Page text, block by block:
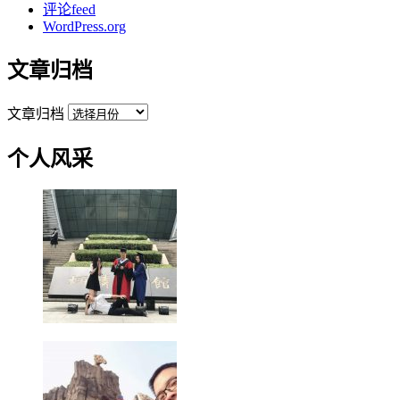
评论feed
WordPress.org
文章归档
文章归档
个人风采